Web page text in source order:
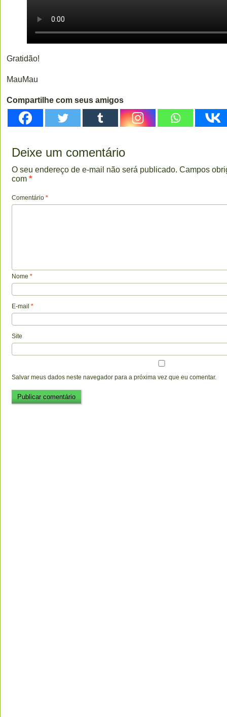
Gratidão!
MauMau
Compartilhe com seus amigos
Deixe um comentário
O seu endereço de e-mail não será publicado. Campos
com *
Comentário *
Nome *
E-mail *
Site
Salvar meus dados neste navegador para a próxima vez que eu comentar.